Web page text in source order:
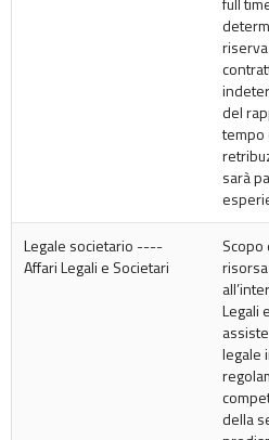
del
tempo
sarà
Legale societario ----
Affari Legali e Societari
Scopo
Legali
legale
della